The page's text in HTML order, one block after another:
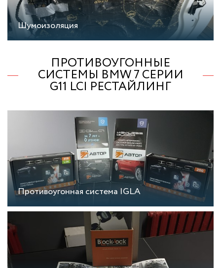
Шумоизоляция
ПРОТИВОУГОННЫЕ
СИСТЕМЫ BMW 7 СЕРИИ
G11 LCI РЕСТАЙЛИНГ
Противоугонная система IGLA